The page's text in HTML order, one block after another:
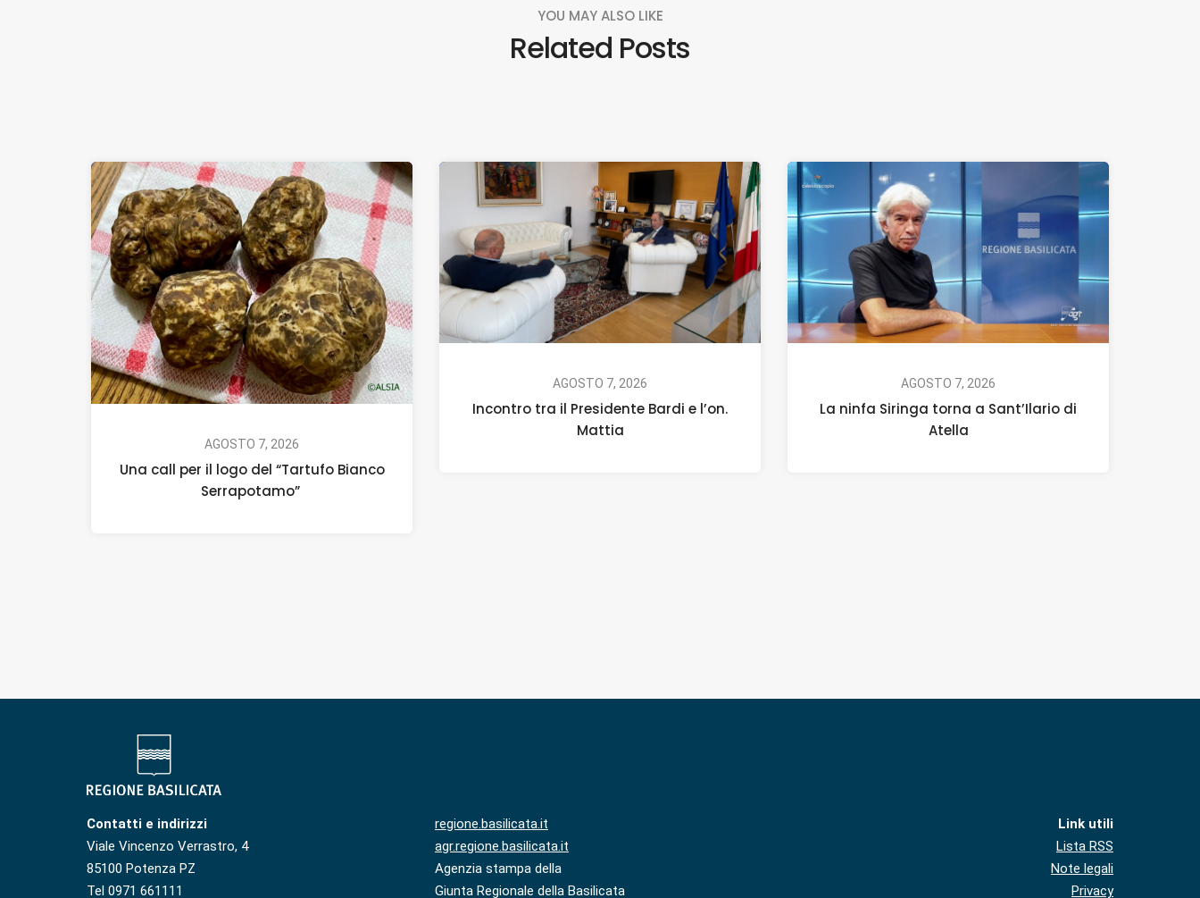
YOU MAY ALSO LIKE
Related Posts
AGOSTO 7, 2026
Una call per il logo del “Tartufo Bianco
Serrapotamo”
AGOSTO 7, 2026
Incontro tra il Presidente Bardi e l’on.
Mattia
AGOSTO 7, 2026
La ninfa Siringa torna a Sant’Ilario di
Atella
Contatti e indirizzi
Viale Vincenzo Verrastro, 4
85100 Potenza PZ
Tel 0971 661111
regione.basilicata.it
agr.regione.basilicata.it
Agenzia stampa della
Giunta Regionale della Basilicata
Link utili
Lista RSS
Note legali
Privacy